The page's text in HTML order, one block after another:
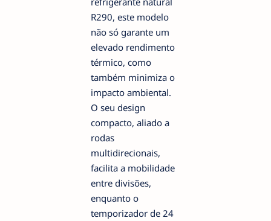
R290, este modelo
não só garante um
elevado rendimento
térmico, como
também minimiza o
impacto ambiental.
O seu design
compacto, aliado a
rodas
multidirecionais,
facilita a mobilidade
entre divisões,
enquanto o
temporizador de 24